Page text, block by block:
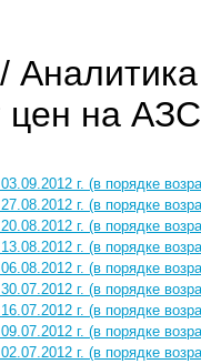
Аналитика
цен на
г. (в порядке
г. (в порядке
г. (в порядке
г. (в порядке
г. (в порядке
г. (в порядке
г. (в порядке
г. (в порядке
г. (в порядке